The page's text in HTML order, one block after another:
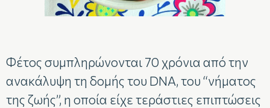
Φέτος συμπληρώνονται 70 χρόνια από την
ανακάλυψη τη δομής του DNA, του “νήματος
της ζωής”, η οποία είχε τεράστιες επιπτώσεις